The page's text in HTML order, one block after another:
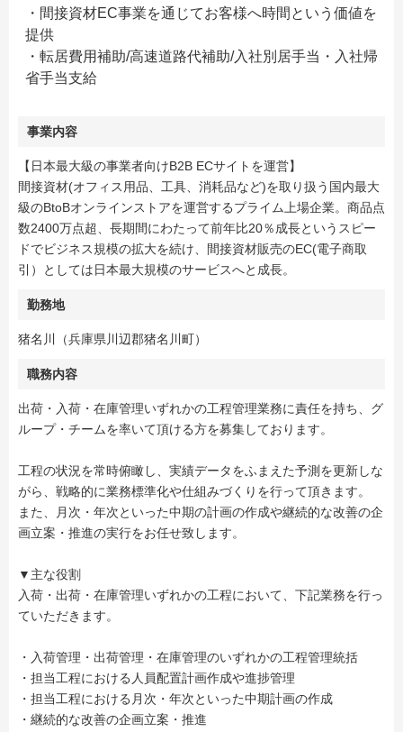
・間接資材EC事業を通じてお客様へ時間という価値を
提供
・転居費用補助/高速道路代補助/入社別居手当・入社帰
省手当支給
事業内容
【日本最大級の事業者向けB2B ECサイトを運営】
間接資材(オフィス用品、工具、消耗品など)を取り扱う国内最大
級のBtoBオンラインストアを運営するプライム上場企業。商品点
数2400万点超、長期間にわたって前年比20％成長というスピー
ドでビジネス規模の拡大を続け、間接資材販売のEC(電子商取
引）としては日本最大規模のサービスへと成長。
勤務地
猪名川（兵庫県川辺郡猪名川町）
職務内容
出荷・入荷・在庫管理いずれかの工程管理業務に責任を持ち、グ
ループ・チームを率いて頂ける方を募集しております。
工程の状況を常時俯瞰し、実績データをふまえた予測を更新しな
がら、戦略的に業務標準化や仕組みづくりを行って頂きます。
また、月次・年次といった中期の計画の作成や継続的な改善の企
画立案・推進の実行をお任せ致します。
▼主な役割
入荷・出荷・在庫管理いずれかの工程において、下記業務を行っ
ていただきます。
・入荷管理・出荷管理・在庫管理のいずれかの工程管理統括
・担当工程における人員配置計画作成や進捗管理
・担当工程における月次・年次といった中期計画の作成
・継続的な改善の企画立案・推進